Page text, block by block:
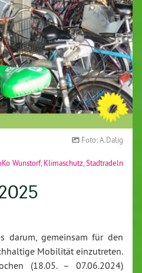
Foto: A.Dalig
Wunstorf, Klimaschutz, Stadtradeln
darum, gemeinsam für den
Mobilität einzutreten.
(18.05. – 07.06.2024)